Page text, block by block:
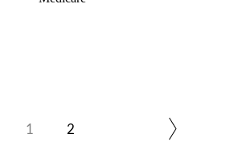
1 2